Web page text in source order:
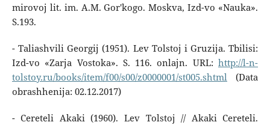
mirovoj lit. im. A.M. Gor'kogo. Moskva, Izd-vo «Nauka».
S.193.
- Taliashvili Georgij (1951). Lev Tolstoj i Gruzija. Tbilisi:
Izd-vo «Zarja Vostoka». S. 116. onlajn. URL:http://l-n-
tolstoy.ru/books/item/f00/s00/z0000001/st005.shtml(Data
obrashhenija: 02.12.2017)
- Cereteli Akaki (1960). Lev Tolstoj // Akaki Cereteli.